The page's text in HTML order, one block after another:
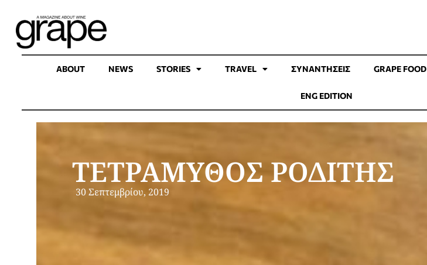
ABOUT NEWS STORIES TRAVEL ΣΥΝΑΝΤΉΣΕΙΣ GRAPE FOOD
ENG EDITION
ΤΕΤΡΑΜΥΘΟΣ ΡΟΔΙΤΗΣ
30 Σεπτεμβρίου, 2019